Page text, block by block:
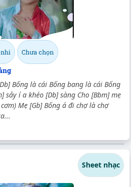
Chưa chọn
Bống là cái Bống bang là cái Bống
sảy í a khéo [Db] sàng Cho [Bbm] mẹ
Mẹ [Gb] Bống á đi chợ là chợ
Sheet nhạc